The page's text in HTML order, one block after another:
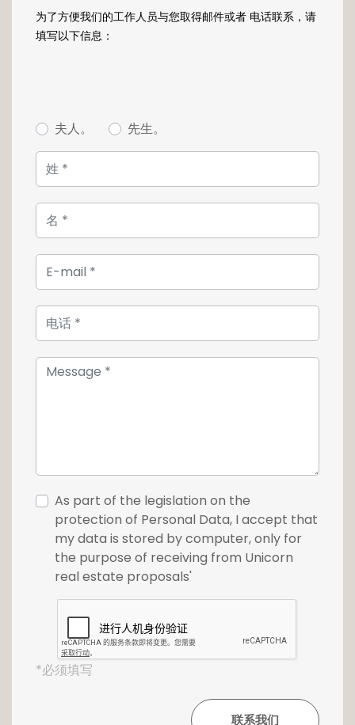
(rénovée en 2018) ;
Au deuxième étage, une grande suite avec
coucher en mansarde, une mezzanine
(chambre enfant) et une salle de douche ;
Vous apprécierez la rénovation récente
(toiture en 2009, chauffage au gaz
Wiessmann en 2014, fenêtres triple vitrage en
2014, électricité en 2009 ) les matériaux de
choix (planchers en chêne massif, bambou...),
les pierres et poutres apparentes.
Une cave complète ce bien.
merci de nous contacter au tél: 26 54 17 17.
为了方便我们的工作人员与您取得邮件或者 电话联系，请
填写以下信息：
夫人。 先生。
As part of the legislation on the
protection of Personal Data, I accept that
my data is stored by computer, only for
the purpose of receiving from Unicorn
real estate proposals'
*必须填写